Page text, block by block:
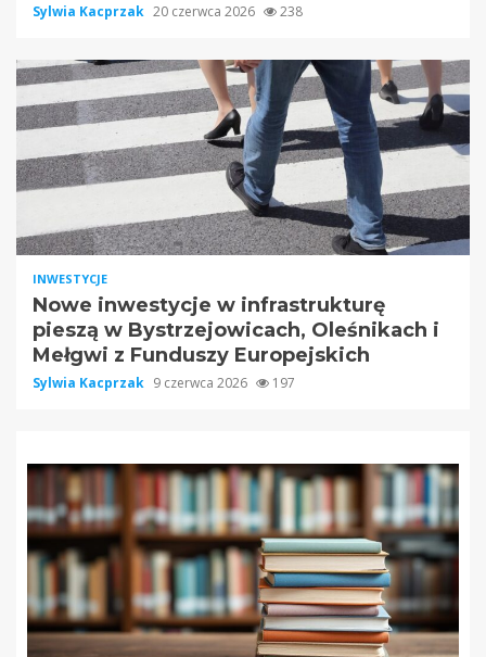
Sylwia Kacprzak 20 czerwca 2026 238
INWESTYCJE
Nowe inwestycje w infrastrukturę
pieszą w Bystrzejowicach, Oleśnikach i
Mełgwi z Funduszy Europejskich
Sylwia Kacprzak 9 czerwca 2026 197